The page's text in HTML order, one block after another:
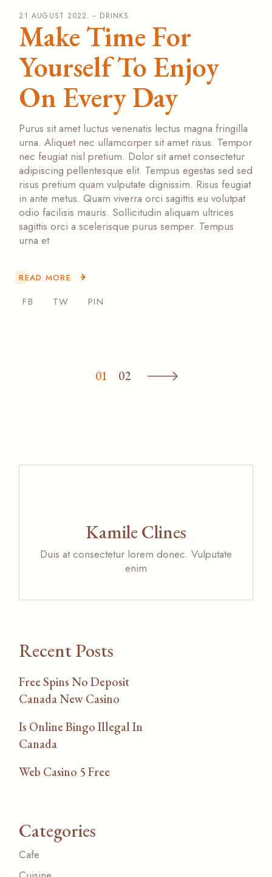
21 AUGUST 2022. DRINKS
Make Time For
Yourself To Enjoy
On Every Day
Purus sit amet luctus venenatis lectus magna fringilla
urna. Aliquet nec ullamcorper sit amet risus. Tempor
nec feugiat nisl pretium. Dolor sit amet consectetur
adipiscing pellentesque elit. Tempus egestas sed sed
risus pretium quam vulputate dignissim. Risus feugiat
in ante metus. Quam viverra orci sagittis eu volutpat
odio facilisis mauris. Sollicitudin aliquam ultrices
sagittis orci a scelerisque purus semper. Tempus
urna et
READ MORE
FB TW PIN
01 02
Kamile Clines
Duis at consectetur lorem donec. Vulputate
enim
Recent Posts
Free Spins No Deposit
Canada New Casino
Is Online Bingo Illegal In
Canada
Web Casino 5 Free
Categories
Cafe